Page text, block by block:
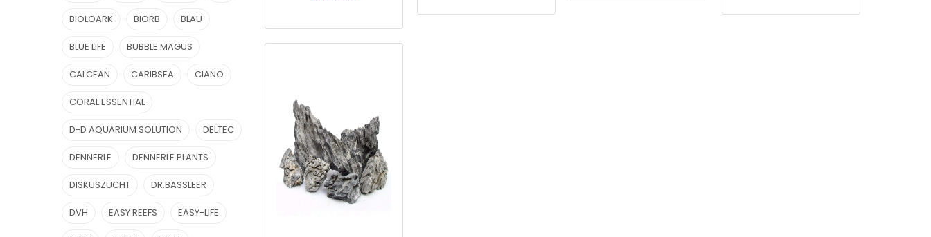
BIOLOARK BIORB BLAU
BLUE LIFE BUBBLE MAGUS
CALCEAN CARIBSEA CIANO
CORAL ESSENTIAL
D-D AQUARIUM SOLUTION DELTEC
DENNERLE DENNERLE PLANTS
DISKUSZUCHT DR.BASSLEER
DVH EASY REEFS EASY-LIFE